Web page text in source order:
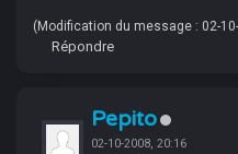
(Modification du message : 02-
Répondre
Pepito
02-10-2008, 20:16